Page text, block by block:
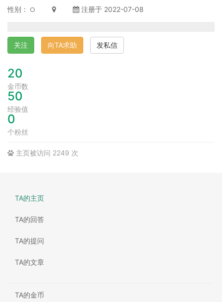
性别： 注册于 2022-07-08
关注 向TA求助 发私信
20
金币数
50
经验值
0
个粉丝
主页被访问 2249 次
TA的主页
TA的回答
TA的提问
TA的文章
TA的金币